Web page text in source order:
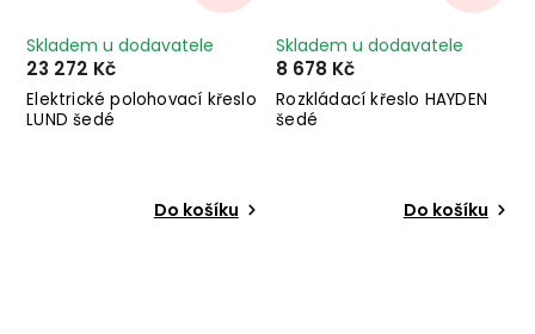
Elektrické polohovací křeslo
LUND šedé
Skladem u dodavatele
23 272 Kč
Do košíku
Rozkládací křeslo HAYDEN
šedé
Skladem u dodavatele
8 678 Kč
Do košíku